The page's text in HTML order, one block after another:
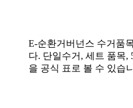
E-순환거버넌스 수거품
다. 단일수거, 세트 품목,
을 공식 표로 볼 수 있습